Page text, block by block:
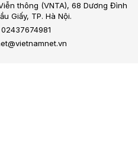
thông (VNTA), 68 Dương Đình
Giấy, TP. Hà Nội.